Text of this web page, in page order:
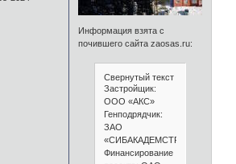
Информация взята с
почившего сайта zaosas.ru:
Свернутый текст
Застройщик:
ООО «АКС»
Генподрядчик:
ЗАО
«СИБАКАДЕМСТРОЙ»
Финансирование